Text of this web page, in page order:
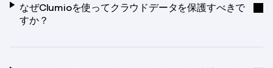
なぜClumioを使ってクラウドデータを保護すべきで
すか？